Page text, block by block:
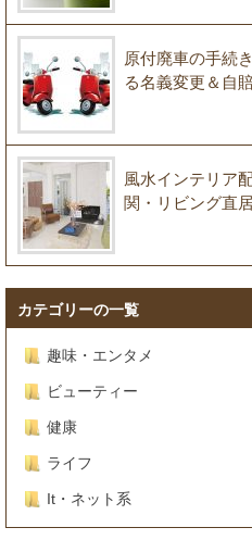
原付廃車の手続
る名義変更＆自
風水インテリア
関・リビング直
カテゴリーの一覧
趣味・エンタメ
ビューティー
健康
ライフ
It・ネット系